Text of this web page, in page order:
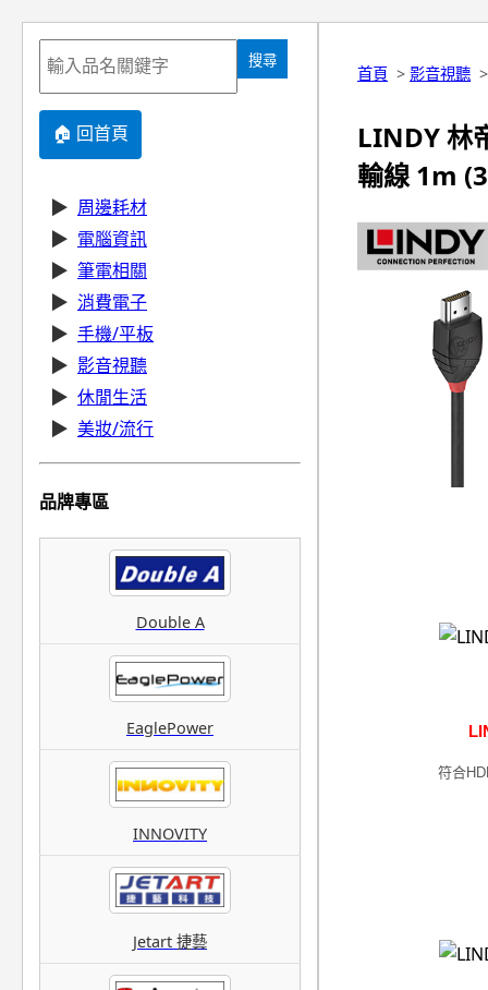
搜尋
🏠 回首頁
▶ 周邊耗材
▶ 電腦資訊
▶ 筆電相關
▶ 消費電子
▶ 手機/平板
▶ 影音視聽
▶ 休閒生活
▶ 美妝/流行
品牌專區
Double A
EaglePower
INNOVITY
Jetart 捷藝
首頁 > 影音視聽
LINDY 林
輸線 1m
符合